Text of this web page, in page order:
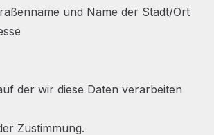
und Name der Stadt/Ort
der wir diese Daten verarbeiten
Zustimmung.